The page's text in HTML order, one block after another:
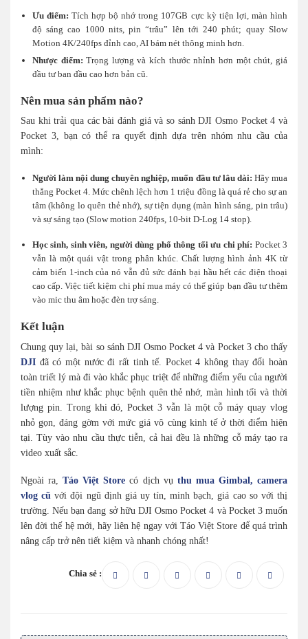
Ưu điểm: Tích hợp bộ nhớ trong 107GB cực kỳ tiện lợi, màn hình
độ sáng cao 1000 nits, pin “trâu” lên tới 240 phút; quay Slow
Motion 4K/240fps đỉnh cao, AI bám nét thông minh hơn.
Nhược điểm: Trọng lượng và kích thước nhỉnh hơn một chút, giá
đầu tư ban đầu cao hơn bản cũ.
Nên mua sản phẩm nào?
Sau khi trải qua các bài đánh giá và so sánh DJI Osmo Pocket 4 và
Pocket 3, bạn có thể ra quyết định dựa trên nhóm nhu cầu của
mình:
Người làm nội dung chuyên nghiệp, muốn đầu tư lâu dài: Hãy mua
thẳng Pocket 4. Mức chênh lệch hơn 1 triệu đồng là quá rẻ cho sự an
tâm (không lo quên thẻ nhớ), sự tiện dụng (màn hình sáng, pin trâu)
và sự sáng tạo (Slow motion 240fps, 10-bit D-Log 14 stop).
Học sinh, sinh viên, người dùng phổ thông tối ưu chi phí: Pocket 3
vẫn là một quái vật trong phân khúc. Chất lượng hình ảnh 4K từ
cảm biến 1-inch của nó vẫn đủ sức đánh bại hầu hết các điện thoại
cao cấp. Việc tiết kiệm chi phí mua máy có thể giúp bạn đầu tư thêm
vào mic thu âm hoặc đèn trợ sáng.
Kết luận
Chung quy lại, bài so sánh DJI Osmo Pocket 4 và Pocket 3 cho thấy
DJI đã có một nước đi rất tinh tế. Pocket 4 không thay đổi hoàn
toàn triết lý mà đi vào khắc phục triệt để những điểm yếu của người
tiền nhiệm như khắc phục bệnh quên thẻ nhớ, màn hình tối và thời
lượng pin. Trong khi đó, Pocket 3 vẫn là một cỗ máy quay vlog
nhỏ gọn, đáng gờm với mức giá vô cùng kinh tế ở thời điểm hiện
tại. Tùy vào nhu cầu thực tiễn, cả hai đều là những cỗ máy tạo ra
video xuất sắc.
Ngoài ra,Táo Việt Store có dịch vụ thu mua Gimbal, camera
vlog cũ với đội ngũ định giá uy tín, minh bạch, giá cao so với thị
trường. Nếu bạn đang sở hữu DJI Osmo Pocket 4 và Pocket 3 muốn
lên đời thế hệ mới, hãy liên hệ ngay với Táo Việt Store để quá trình
nâng cấp trở nên tiết kiệm và nhanh chóng nhất!
Chia sẻ :